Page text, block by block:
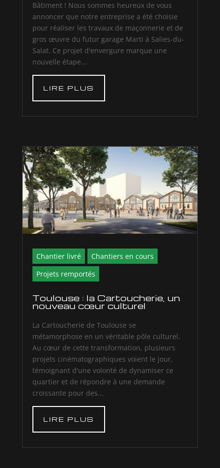
Bâtiment ! Nous sommes heureux de vous
annoncer que notre entreprise a été choisie
pour réaliser les travaux de maçonnerie et de
gros œuvre du futur garage Marti à Salies-du-
Salat. Ce projet d'envergure marque une
nouvelle étape...
LIRE PLUS
Chantier livré
Chantiers en cours
Projets remportés
Toulouse : la Cartoucherie, un
nouveau cœur culturel
La Cartoucherie de Toulouse se
métamorphose en un véritable pôle culturel.
Au cœur de cette transformation, plusieurs
projets cinématographiques voient le jour,
témoignant d'une volonté de dynamiser ce
quartier et de répondre à une demande
croissante pour des...
LIRE PLUS